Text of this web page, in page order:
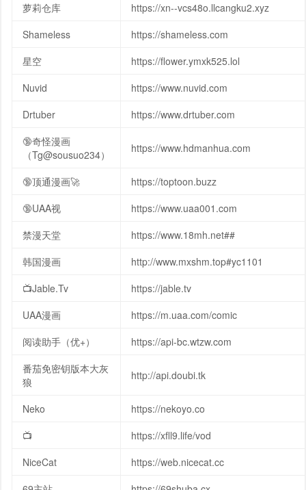
萝莉仓库
https://xn--vcs48o.llcangku2.xyz
Shameless
https://shameless.com
星空
https://flower.ymxk525.lol
Nuvid
https://www.nuvid.com
Drtuber
https://www.drtuber.com
🔞奇怪漫画
（Tg@sousuo234）
https://www.hdmanhua.com
🔞顶通漫画🚀
https://toptoon.buzz
🔞UAA视
https://www.uaa001.com
禁漫天堂
https://www.18mh.net##
韩国漫画
http://www.mxshm.top#yc1101
📺Jable.Tv
https://jable.tv
UAA漫画
https://m.uaa.com/comic
阅读助手（优+）
https://api-bc.wtzw.com
番茄免密钥版本大灰
狼
http://api.doubi.tk
Neko
https://nekoyo.co
📺
https://xfll9.life/vod
NiceCat
https://web.nicecat.cc